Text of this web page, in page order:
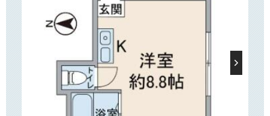
「TU CASA神楽坂」は「江戸川橋地蔵通り商店街」そばにあり、近隣に
飲食店やドラッグストア、スーパー「まいばすけっと」などがございま